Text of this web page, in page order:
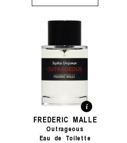
FREDERIC MALLE
Outrageous
Eau de Toilette